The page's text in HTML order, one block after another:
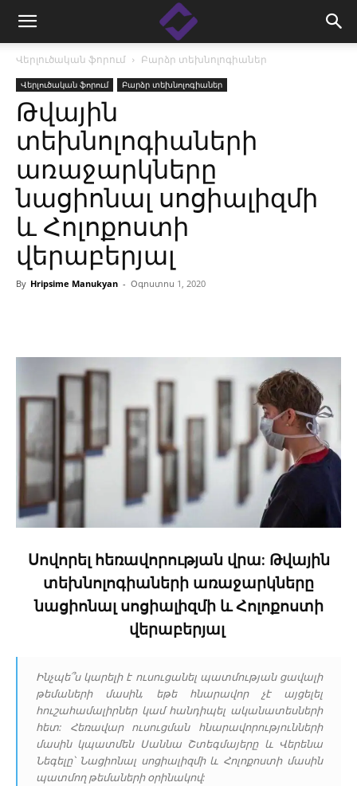
Վերլուծական ֆորում Բարձր տեխնոլոգիաներ
Վերլուծական ֆորում Բարձր տեխնոլոգիաներ
Թվային
տեխնոլոգիաների
առաջարկները
նացիոնալ սոցիալիզմի
և Հոլոքոստի
վերաբերյալ
By Hripsime Manukyan - Օգոստոս 1, 2020
Սովորել հեռավորության վրա: Թվային
տեխնոլոգիաների առաջարկները
նացիոնալ սոցիալիզմի և Հոլոքոստի
վերաբերյալ
Ինչպե՞ս կարելի է ուսուցանել պատմության ցավալի
թեմաների մասին, եթե հնարավոր չէ այցելել
հուշահամալիրներ կամ հանդիպել ականատեսների
հետ: Հեռավար ուսուցման հնարավորությունների
մասին կպատմեն Սաննա Շտեգմայերը և Վերենա
Նեգելը՝ Նացիոնալ սոցիալիզմի և Հոլոքոստի մասին
պատմող թեմաների օրինակով: